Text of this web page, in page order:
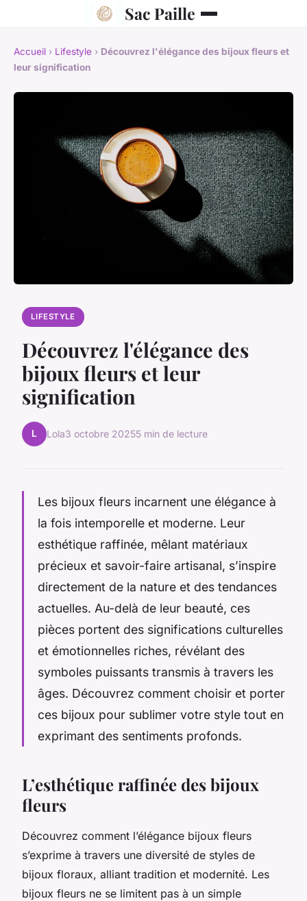
Sac Paille
Accueil › Lifestyle › Découvrez l'élégance des bijoux fleurs et
leur signification
LIFESTYLE
Découvrez l'élégance des
bijoux fleurs et leur
signification
L Lola3 octobre 20255 min de lecture
Les bijoux fleurs incarnent une élégance à
la fois intemporelle et moderne. Leur
esthétique raffinée, mêlant matériaux
précieux et savoir-faire artisanal, s’inspire
directement de la nature et des tendances
actuelles. Au-delà de leur beauté, ces
pièces portent des significations culturelles
et émotionnelles riches, révélant des
symboles puissants transmis à travers les
âges. Découvrez comment choisir et porter
ces bijoux pour sublimer votre style tout en
exprimant des sentiments profonds.
L’esthétique raffinée des bijoux
fleurs
Découvrez comment l’élégance bijoux fleurs
s’exprime à travers une diversité de styles de
bijoux floraux, alliant tradition et modernité. Les
bijoux fleurs ne se limitent pas à un simple